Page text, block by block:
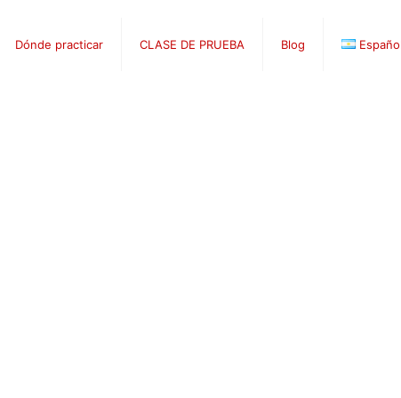
Dónde practicar CLASE DE PRUEBA Blog